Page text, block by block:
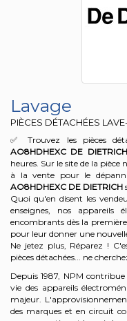
Lavage
PIÈCES DÉTACHÉES
✅ Trouvez les pièces
AO8HDHEXC DE DIETRICH
heures. Sur le site de la pièce
à la vente pour le
AO8HDHEXC DE DIETRICH
Quoi qu'en disent les
enseignes, nos appareils
encombrants dès la
pour leur donner une
Ne jetez plus, Réparez !
pièces détachées... ne
Depuis 1987, NPM
vie des appareils
majeur.
des marques et en circuit